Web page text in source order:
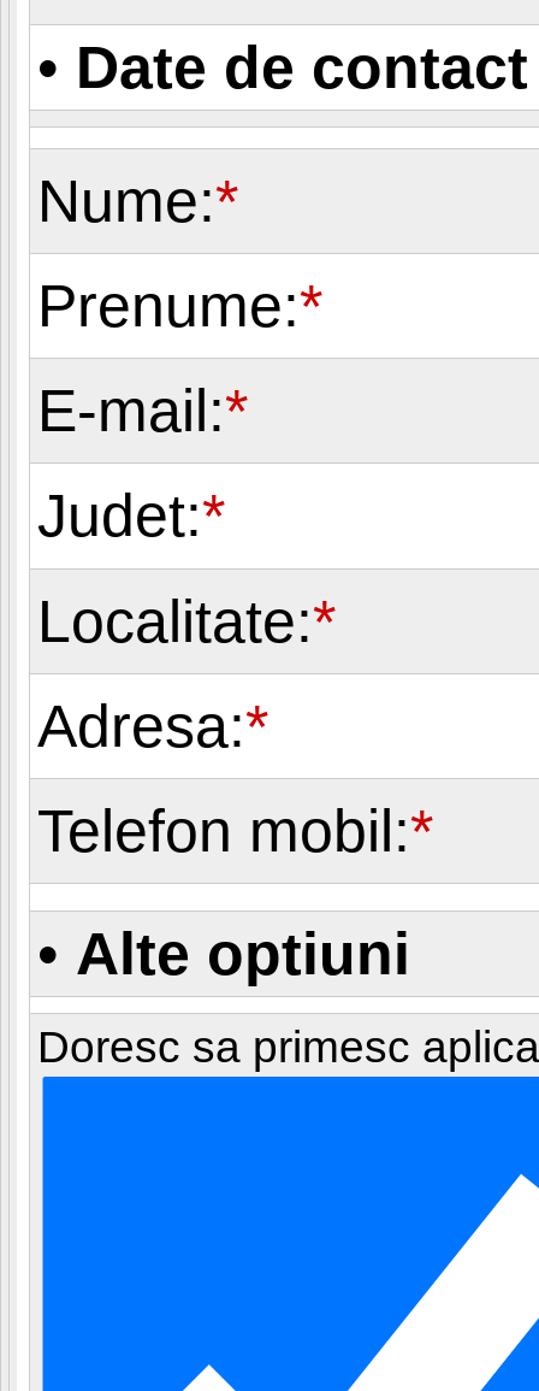
• Date de contact
Nume:*
Prenume:*
E-mail:*
Judet:*
Localitate:*
Adresa:*
Telefon mobil:*
• Alte optiuni
Doresc sa primesc